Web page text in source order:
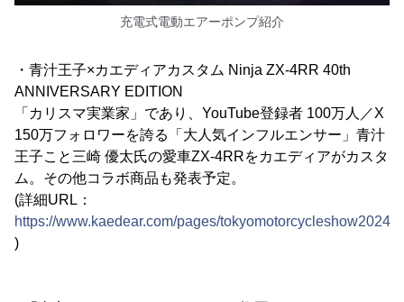
充電式電動エアーポンプ紹介
・青汁王子×カエディアカスタム Ninja ZX-4RR 40th
ANNIVERSARY EDITION
「カリスマ実業家」であり、YouTube登録者 100万人／X
150万フォロワーを誇る「大人気インフルエンサー」青汁
王子こと三崎 優太氏の愛車ZX-4RRをカエディアがカスタ
ム。その他コラボ商品も発表予定。
(詳細URL：
https://www.kaedear.com/pages/tokyomotorcycleshow2024
)